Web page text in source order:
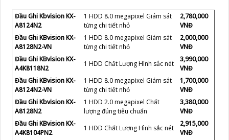
Đầu Ghi Kbvision KX-
A8124N2
1 HDD 8.0 megapixel Giám sát
từng chi tiết nhỏ
2,780,000
VNĐ
Đầu Ghi KBvision KX-
A8128N2-VN
1 HDD 8.0 megapixel Giám sát
từng chi tiết nhỏ
2,000,000
VNĐ
Đầu Ghi KBvision KX-
A4K8118N2
1 HDD Chất Lượng Hình sắc nét
3,990,000
VNĐ
Đầu Ghi KBvision KX-
A8124N2-VN
1 HDD 8.0 megapixel Giám sát
từng chi tiết nhỏ
1,700,000
VNĐ
Đầu Ghi Kbvision KX-
A8128N2
1 HDD 2.0 megapixel Chất
lượng đúng tiêu chuẩn
3,380,000
VNĐ
Đầu Ghi KBvision KX-
A4K8104PN2
1 HDD Chất Lượng Hình sắc nét
2,915,000
VNĐ